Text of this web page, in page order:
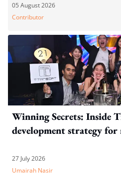
05 August 2026
Contributor
Winning Secrets: Inside
development strategy
27 July 2026
Umairah Nasir